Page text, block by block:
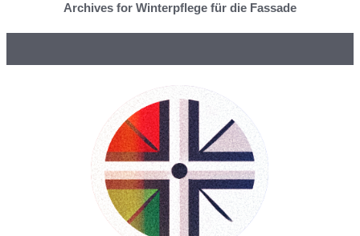
Archives for Winterpflege für die Fassade